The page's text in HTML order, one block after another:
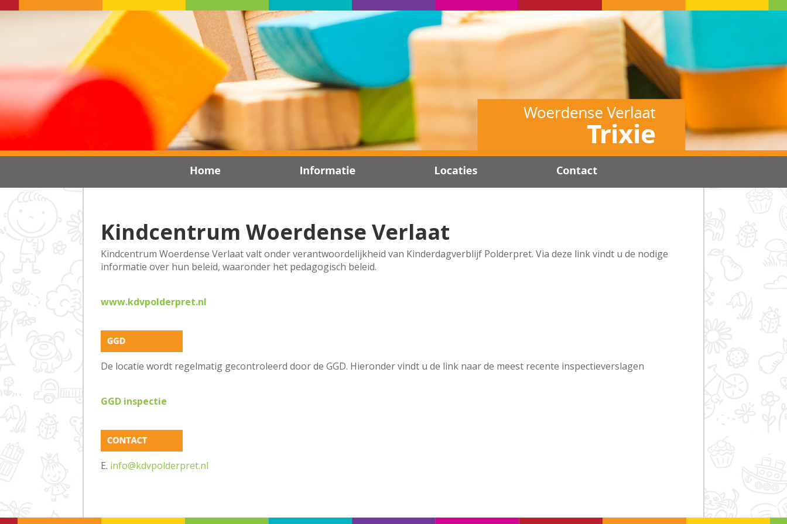
Kindcentrum Woerdense Verlaat
Kindcentrum Woerdense Verlaat valt onder verantwoordelijkheid van Kinderdagverblijf Polderpret. Via deze link vindt u de nodige
informatie over hun beleid, waaronder het pedagogisch beleid.
www.kdvpolderpret.nl
De locatie wordt regelmatig gecontroleerd door de GGD. Hieronder vindt u de link naar de meest recente inspectieverslagen
GGD inspectie
E. info@kdvpolderpret.nl